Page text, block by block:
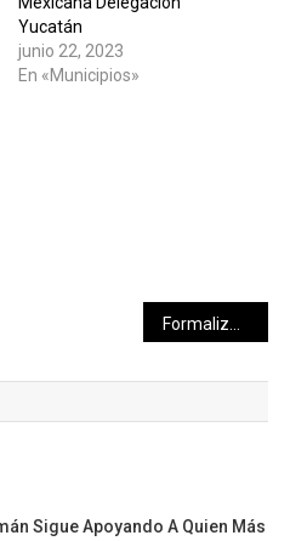
Yucatán
junio 22, 2023
En «Municipios»
Sigue Apoyando A Quien Más